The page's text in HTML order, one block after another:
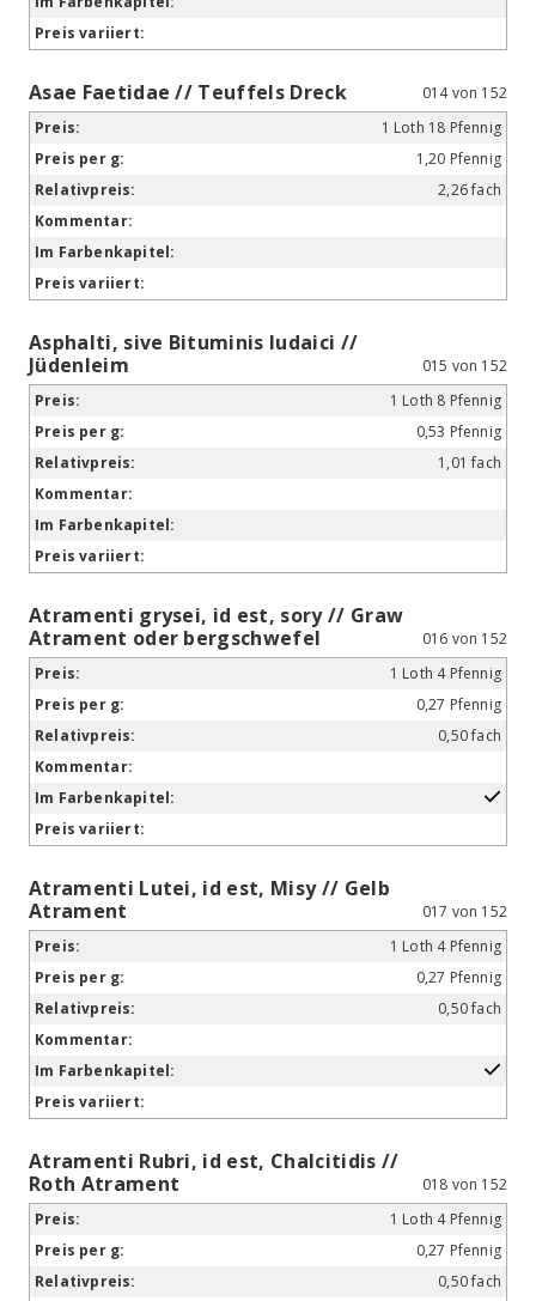
Asae Faetidae // Teuffels Dreck
014 von 152
1 Loth 18 Pfennig
1,20 Pfennig
2,26 fach
Asphalti, sive Bituminis Iudaici //
Jüdenleim
015 von 152
1 Loth 8 Pfennig
0,53 Pfennig
1,01 fach
Atramenti grysei, id est, sory // Graw
Atrament oder bergschwefel
016 von 152
1 Loth 4 Pfennig
0,27 Pfennig
0,50 fach
Atramenti Lutei, id est, Misy // Gelb
Atrament
017 von 152
1 Loth 4 Pfennig
0,27 Pfennig
0,50 fach
Atramenti Rubri, id est, Chalcitidis //
Roth Atrament
018 von 152
1 Loth 4 Pfennig
0,27 Pfennig
0,50 fach